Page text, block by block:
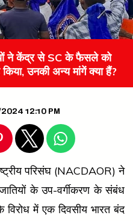
ने केंद्र से SC के फैसले को
उनकी अन्य मांगें क्या हैं?
12:10 PM
परिसंघ (NACDAOR) ने
के उप-वर्गीकरण के संबंध
में एक दिवसीय भारत बंद